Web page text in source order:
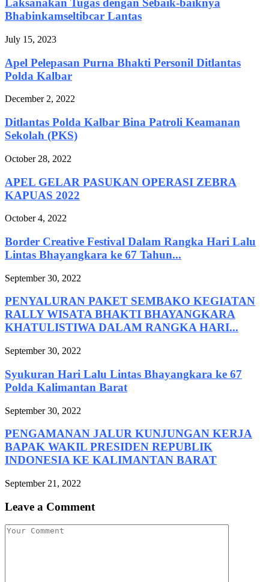
Laksanakan Tugas dengan Sebaik-baiknya
Bhabinkamseltibcar Lantas
July 15, 2023
Apel Pelepasan Purna Bhakti Personil Ditlantas
Polda Kalbar
December 2, 2022
Ditlantas Polda Kalbar Bina Patroli Keamanan
Sekolah (PKS)
October 28, 2022
APEL GELAR PASUKAN OPERASI ZEBRA
KAPUAS 2022
October 4, 2022
Border Creative Festival Dalam Rangka Hari Lalu
Lintas Bhayangkara ke 67 Tahun...
September 30, 2022
PENYALURAN PAKET SEMBAKO KEGIATAN
RALLY WISATA BHAKTI BHAYANGKARA
KHATULISTIWA DALAM RANGKA HARI...
September 30, 2022
Syukuran Hari Lalu Lintas Bhayangkara ke 67
Polda Kalimantan Barat
September 30, 2022
PENGAMANAN JALUR KUNJUNGAN KERJA
BAPAK WAKIL PRESIDEN REPUBLIK
INDONESIA KE KALIMANTAN BARAT
September 21, 2022
Leave a Comment